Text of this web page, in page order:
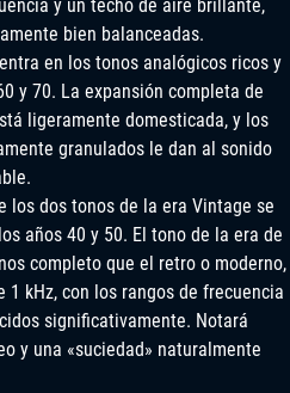
y un techo de aire brillante,
bien balanceadas.
en los tonos analógicos ricos y
y 70. La expansión completa de
ligeramente domesticada, y los
granulados le dan al sonido
los dos tonos de la era Vintage se
años 40 y 50. El tono de la era de
completo que el retro o moderno,
1 kHz, con los rangos de frecuencia
significativamente. Notará
y una «suciedad» naturalmente